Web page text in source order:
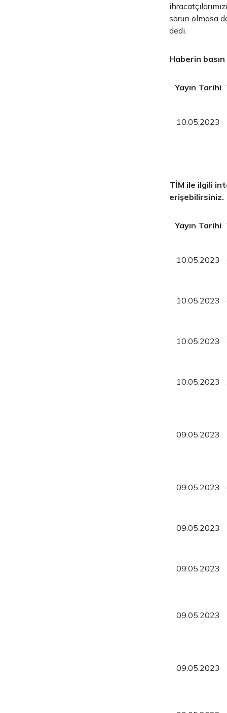
sorun olmasa
dedi.
Haberin
Yayın Tarihi
10.05.2023
TİM ile ilgili
erişebilirsiniz.
Yayın Tarihi
10.05.2023
10.05.2023
10.05.2023
10.05.2023
09.05.2023
09.05.2023
09.05.2023
09.05.2023
09.05.2023
09.05.2023